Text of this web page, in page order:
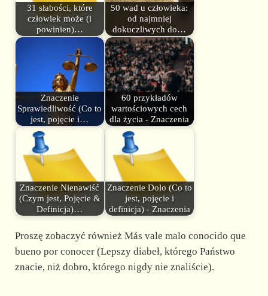
31 słabości, które
człowiek może (i
powinien)…
50 wad u człowieka:
od najmniej
dokuczliwych do…
Znaczenie
Sprawiedliwość (Co to
jest, pojęcie i…
60 przykładów
wartościowych cech
dla życia - Znaczenia
Znaczenie Nienawiść
(Czym jest, Pojęcie &
Definicja)…
Znaczenie Dolo (Co to
jest, pojęcie i
definicja) - Znaczenia
Proszę zobaczyć również Más vale malo conocido que
bueno por conocer (Lepszy diabeł, którego Państwo
znacie, niż dobro, którego nigdy nie znaliście).